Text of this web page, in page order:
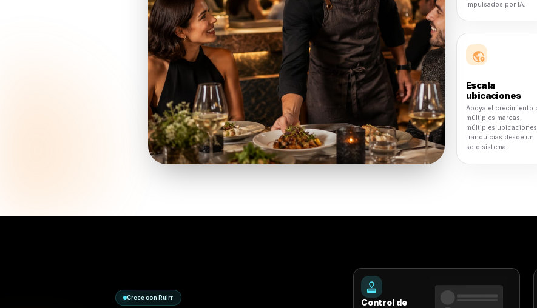
construcción de marketing.
Automatización impulsada por IA
Reduce el trabajo de marketing repetitivo y
mantiene el contenido, las campañas y la
información en movimiento.
A medida que tu